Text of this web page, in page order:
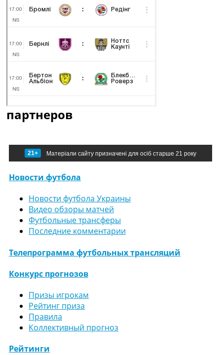
партнеров
21+ Матеріали сайту призначені для осіб старше 21 року
Новости футбола
Новости футбола Украины
Видео обзоры матчей
Футбольные трансферы
Последние комментарии
Телепрограмма футбольных трансляций
Конкурс прогнозов
Призы игрокам
Рейтинг приза
Правила
Коллективный прогноз
Рейтинги